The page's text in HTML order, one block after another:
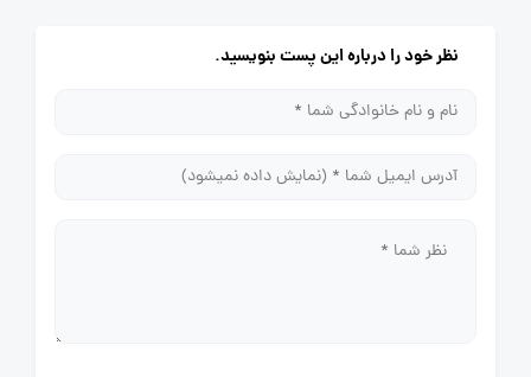
نظر خود را درباره این پست بنویسید.